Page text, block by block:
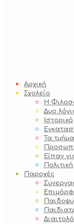
Αρχική
Σχολείο
Η
Δυο
Ιστορικό
Τα
Είπαν
Παροχές